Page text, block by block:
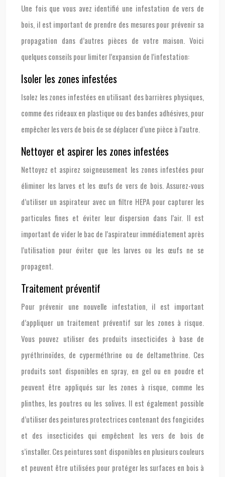
Une fois que vous avez identifié une infestation de vers de
bois, il est important de prendre des mesures pour prévenir sa
propagation dans d’autres pièces de votre maison. Voici
quelques conseils pour limiter l’expansion de l’infestation:
Isoler les zones infestées
Isolez les zones infestées en utilisant des barrières physiques,
comme des rideaux en plastique ou des bandes adhésives, pour
empêcher les vers de bois de se déplacer d’une pièce à l’autre.
Nettoyer et aspirer les zones infestées
Nettoyez et aspirez soigneusement les zones infestées pour
éliminer les larves et les œufs de vers de bois. Assurez-vous
d’utiliser un aspirateur avec un filtre HEPA pour capturer les
particules fines et éviter leur dispersion dans l’air. Il est
important de vider le bac de l’aspirateur immédiatement après
l’utilisation pour éviter que les larves ou les œufs ne se
propagent.
Traitement préventif
Pour prévenir une nouvelle infestation, il est important
d’appliquer un traitement préventif sur les zones à risque.
Vous pouvez utiliser des produits insecticides à base de
pyréthrinoïdes, de cyperméthrine ou de deltamethrine. Ces
produits sont disponibles en spray, en gel ou en poudre et
peuvent être appliqués sur les zones à risque, comme les
plinthes, les poutres ou les solives. Il est également possible
d’utiliser des peintures protectrices contenant des fongicides
et des insecticides qui empêchent les vers de bois de
s’installer. Ces peintures sont disponibles en plusieurs couleurs
et peuvent être utilisées pour protéger les surfaces en bois à